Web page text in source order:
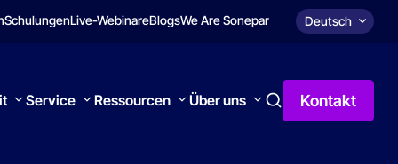
SchulungenLive-WebinareBlogsWe Are Sonepar Deutsch
Service Ressourcen Über uns Kontakt